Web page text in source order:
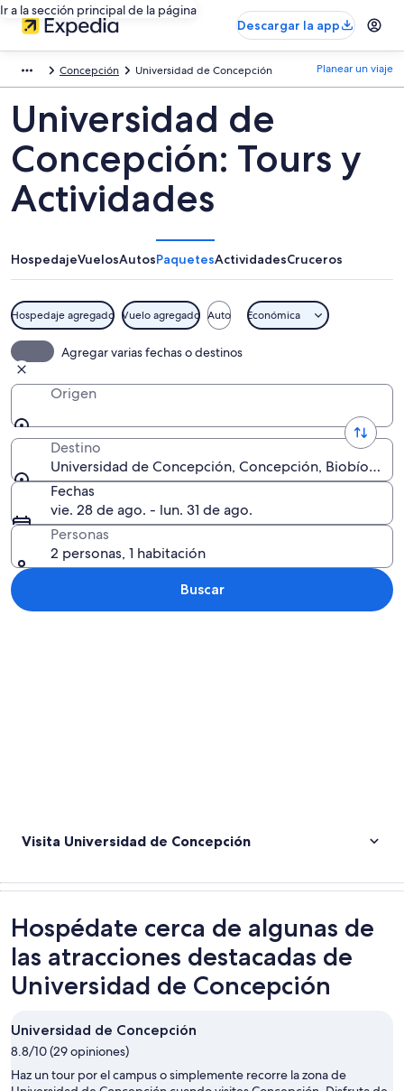
Ir a la sección principal de la página
Descargar la app
Concepción Universidad de Concepción Planear un viaje
Universidad de
Concepción: Tours y
Actividades
HospedajeVuelosAutosPaquetesActividadesCruceros
Hospedaje agregado Vuelo agregado Auto Económica
Agregar varias fechas o destinos
Origen
Destino
Universidad de Concepción, Concepción, Biobío,
Fechas
vie. 28 de ago. - lun. 31 de ago.
Personas
2 personas, 1 habitación
Buscar
Visita Universidad de Concepción
Hospédate cerca de algunas de
las atracciones destacadas de
Universidad de Concepción
Universidad de Concepción
8.8/10 (29 opiniones)
Haz un tour por el campus o simplemente recorre la zona de